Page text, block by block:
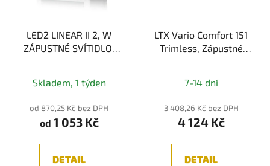
LED2 LINEAR II 2, W
ZÁPUSTNÉ SVÍTIDLO,
Skladem, 1 týden
od 870,25 Kč bez DPH
od 1 053 Kč
DETAIL
LTX Vario Comfort 151
Trimless, Zápustné
černá
7-14 dní
3 408,26 Kč bez DPH
4 124 Kč
DETAIL